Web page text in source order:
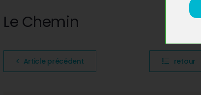
Le Chemin
Article précédent retour